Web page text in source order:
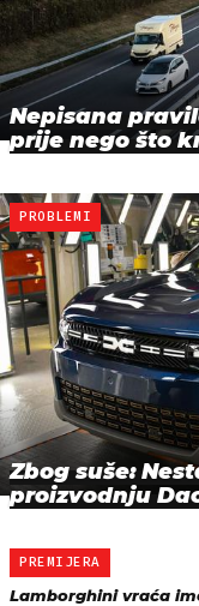
Nepisana
prije nego što
PROBLEMI
Zbog suše:
proizvodnju
PREMIJERA
Lamborghini vraća